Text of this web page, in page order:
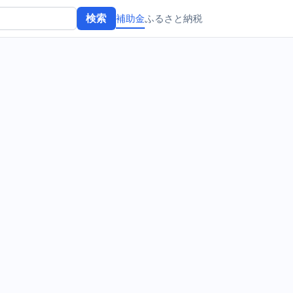
検索 補助金ふるさと納税